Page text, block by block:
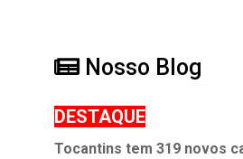
Nosso Blog
DESTAQUE
Tocantins tem 319 novos